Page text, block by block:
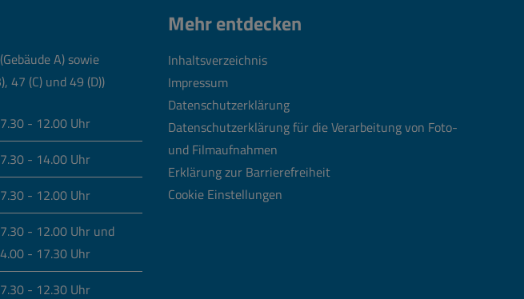
A) sowie
47 (C) und 49 (D))
- 12.00 Uhr
- 14.00 Uhr
- 12.00 Uhr
- 12.00 Uhr und
- 17.30 Uhr
- 12.30 Uhr
Mehr entdecken
Inhaltsverzeichnis
Impressum
Datenschutzerklärung
Datenschutzerklärung für die Verarbeitung von Foto-
und Filmaufnahmen
Erklärung zur Barrierefreiheit
Cookie Einstellungen